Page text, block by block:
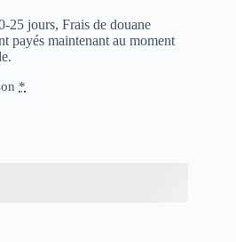
25 jours, Frais de douane
payés maintenant au moment
*